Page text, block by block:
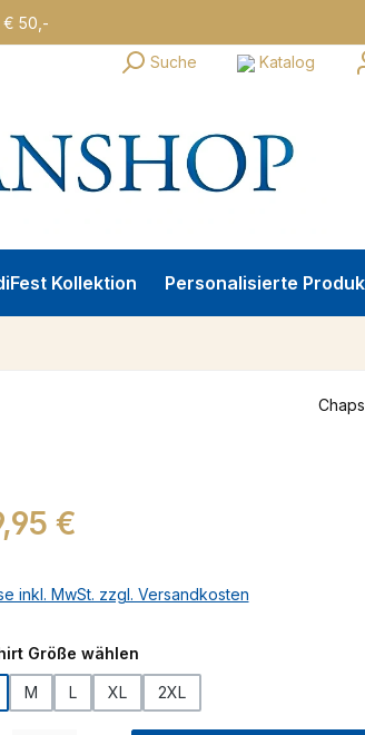
€ 50,-
Suche Katalog
Kollektion Personalisierte
Preis:
€
inkl. MwSt. zzgl. Versandkosten
Größe wählenauswählen
M L XL 2XL